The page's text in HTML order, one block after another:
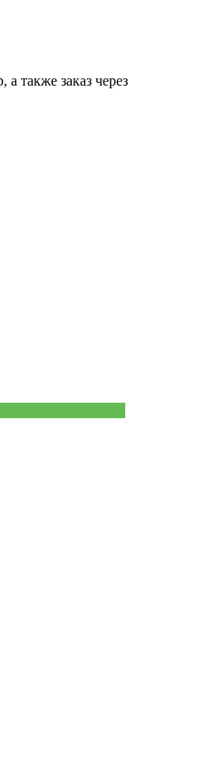
также заказ через